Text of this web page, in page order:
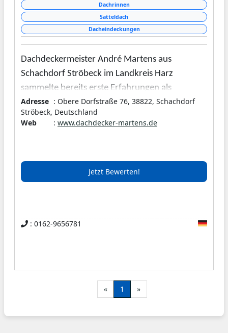
Dachrinnen
Satteldach
Dacheindeckungen
Dachdeckermeister André Martens aus
Schachdorf Ströbeck im Landkreis Harz
sammelte bereits erste Erfahrungen als
Dachdecker im Betrieb des Vaters. Später
entschloss er sich dann für seinen eigenen
vom Dachdeckermeister ausgeführt.
Von der Dacheindeckung bis zur
werden. Häufig wünschen sich meine Kunden
Sichtungstermin ist dabei häufig sinnvoll, um
Dachsituation zu verschaffen.
Adresse : Obere Dorfstraße 76, 38822, Schachdorf
Ströbeck, Deutschland
Web
: www.dachdecker-martens.de
Jetzt Bewerten!
: 0162-9656781
« 1 »